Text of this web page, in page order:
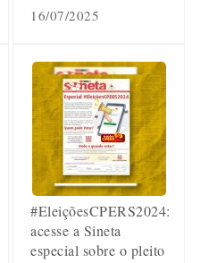
16/07/2025
#EleiçõesCPERS2024:
acesse a Sineta
especial sobre o pleito